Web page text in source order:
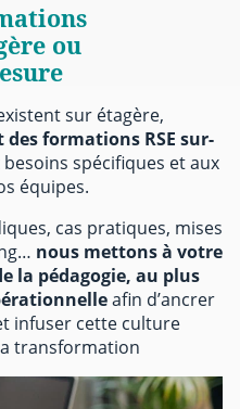
ou
sur étagère,
formations RSE sur-
spécifiques et aux
équipes.
cas pratiques, mises
nous mettons à votre
la pédagogie, au plus
afin d’ancrer
infuser cette culture
transformation